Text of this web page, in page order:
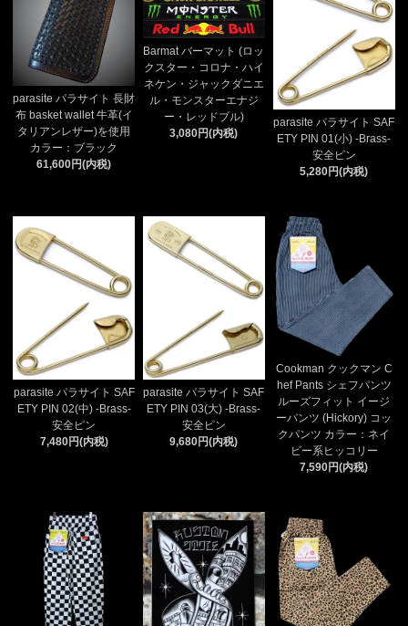
parasite パラサイト 長財
布 basket wallet 牛革(イ
タリアンレザー)を使用
カラー：ブラック
61,600円(内税)
Barmat バーマット (ロッ
クスター・コロナ・ハイ
ネケン・ジャックダニエ
ル・モンスターエナジ
ー・レッドブル)
3,080円(内税)
parasite パラサイト SAF
ETY PIN 01(小) -Brass-
安全ピン
5,280円(内税)
parasite パラサイト SAF
ETY PIN 02(中) -Brass-
安全ピン
7,480円(内税)
parasite パラサイト SAF
ETY PIN 03(大) -Brass-
安全ピン
9,680円(内税)
Cookman クックマン C
hef Pants シェフパンツ
ルーズフィット イージ
ーパンツ (Hickory) コッ
クパンツ カラー：ネイ
ビー系ヒッコリー
7,590円(内税)